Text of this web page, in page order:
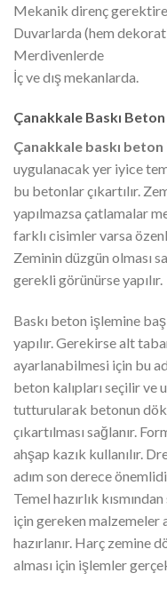
Mekanik direnç
Duvarlarda (hem
Merdivenlerde
İç ve dış mekanlarda.
Çanakkale Baskı Beton
Çanakkale baskı beton
uygulanacak yer iyice
bu betonlar çıkartılır.
yapılmazsa çatlamalar
farklı cisimler varsa
Zeminin düzgün olması
gerekli görünürse yapılır.
Baskı beton işlemine
yapılır. Gerekirse alt
ayarlanabilmesi için bu
beton kalıpları seçilir ve
tutturularak betonun
çıkartılması sağlanır.
ahşap kazık kullanılır.
adım son derece
Temel hazırlık
için gereken malzemeler
hazırlanır. Harç zemine
alması için işlemler